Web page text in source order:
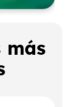
más